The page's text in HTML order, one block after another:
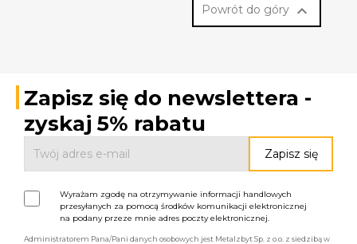
Powrót do góry 
Zapisz się do newslettera -
zyskaj 5% rabatu
Wyrażam zgodę na otrzymywanie informacji handlowych
przesyłanych za pomocą środków komunikacji elektronicznej
na podany przeze mnie adres poczty elektronicznej.
Administratorem Pana/Pani danych osobowych jest Metalzbyt Sp. z o.o. z siedzibą w